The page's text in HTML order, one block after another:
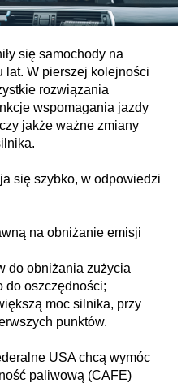
się samochody na
lat. W pierszej kolejności
rozwiązania
wspomagania jazdy
jakże ważne zmiany
się szybko, w odpowiedzi
na obniżanie emisji
do obniżania zużycia
do oszczędności;
moc silnika, przy
punktów.
USA chcą wymóc
paliwową (CAFE)